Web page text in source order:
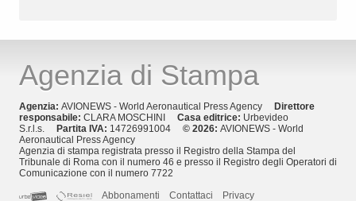
Agenzia di Stampa
Agenzia: AVIONEWS - World Aeronautical Press Agency
Direttore
responsabile: CLARA MOSCHINI Casa editrice: Urbevideo
S.r.l.s.
Partita IVA: 14726991004 © 2026: AVIONEWS - World
Aeronautical Press Agency
Agenzia di stampa registrata presso il Registro della Stampa del
Tribunale di Roma con il numero 46 e presso il Registro degli Operatori di
Comunicazione con il numero 7722
Abbonamenti
Contattaci
Privacy